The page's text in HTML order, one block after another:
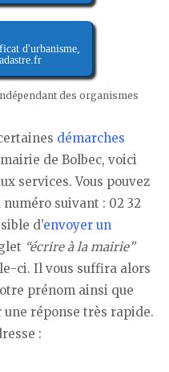
d'urbanisme,
des organismes
démarches
de Bolbec, voici
services. Vous pouvez
suivant : 02 32
d’envoyer un
“écrire à la mairie”
ci. Il vous suffira alors
prénom ainsi que
réponse très rapide.
: